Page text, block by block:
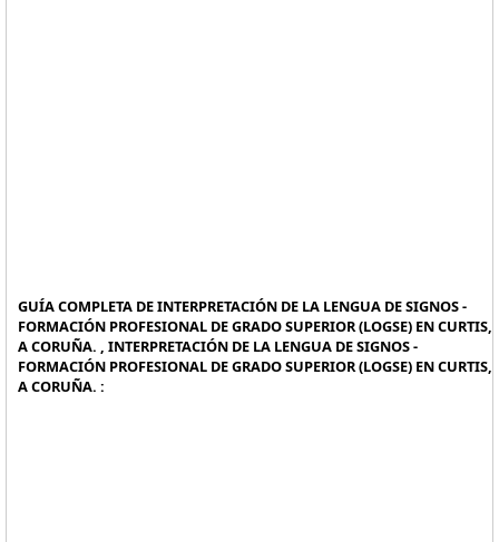
GUÍA COMPLETA DE INTERPRETACIÓN DE LA LENGUA DE SIGNOS -
FORMACIÓN PROFESIONAL DE GRADO SUPERIOR (LOGSE) EN CURTIS,
A CORUÑA. , INTERPRETACIÓN DE LA LENGUA DE SIGNOS -
FORMACIÓN PROFESIONAL DE GRADO SUPERIOR (LOGSE) EN CURTIS,
A CORUÑA. :